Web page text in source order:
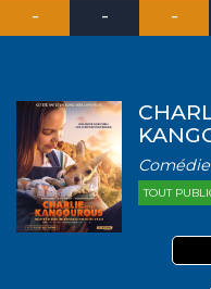
-
- -
TOUT